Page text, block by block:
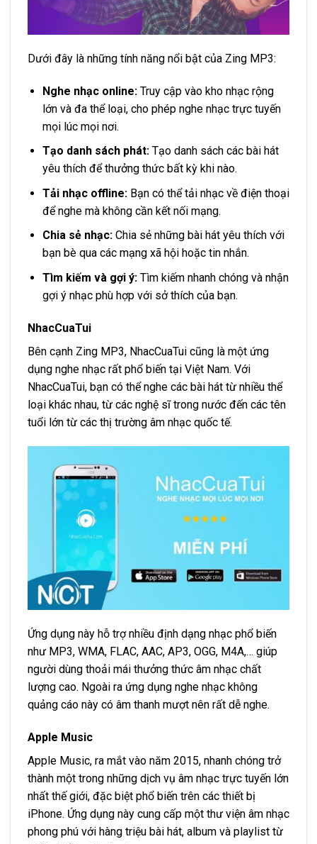
Dưới đây là những tính năng nổi bật của Zing MP3:
Nghe nhạc online:Truy cập vào kho nhạc rộng
lớn và đa thể loại, cho phép nghe nhạc trực tuyến
mọi lúc mọi nơi.
Tạo danh sách phát:Tạo danh sách các bài hát
yêu thích để thưởng thức bất kỳ khi nào.
Tải nhạc offline:Bạn có thể tải nhạc về điện thoại
để nghe mà không cần kết nối mạng.
Chia sẻ nhạc:Chia sẻ những bài hát yêu thích với
bạn bè qua các mạng xã hội hoặc tin nhắn.
Tìm kiếm và gợi ý:Tìm kiếm nhanh chóng và nhận
gợi ý nhạc phù hợp với sở thích của bạn.
NhacCuaTui
Bên cạnh Zing MP3, NhacCuaTui cũng là một ứng
dụng nghe nhạc rất phổ biến tại Việt Nam. Với
NhacCuaTui, bạn có thể nghe các bài hát từ nhiều thể
loại khác nhau, từ các nghệ sĩ trong nước đến các tên
tuổi lớn từ các thị trường âm nhạc quốc tế.
Ứng dụng này hỗ trợ nhiều định dạng nhạc phổ biến
như MP3, WMA, FLAC, AAC, AP3, OGG, M4A,… giúp
người dùng thoải mái thưởng thức âm nhạc chất
lượng cao. Ngoài ra ứng dụng nghe nhạc không
quảng cáo này có âm thanh mượt nên rất dễ nghe.
Apple Music
Apple Music, ra mắt vào năm 2015, nhanh chóng trở
thành một trong những dịch vụ âm nhạc trực tuyến lớn
nhất thế giới, đặc biệt phổ biến trên các thiết bị
iPhone. Ứng dụng này cung cấp một thư viện âm nhạc
phong phú với hàng triệu bài hát, album và playlist từ